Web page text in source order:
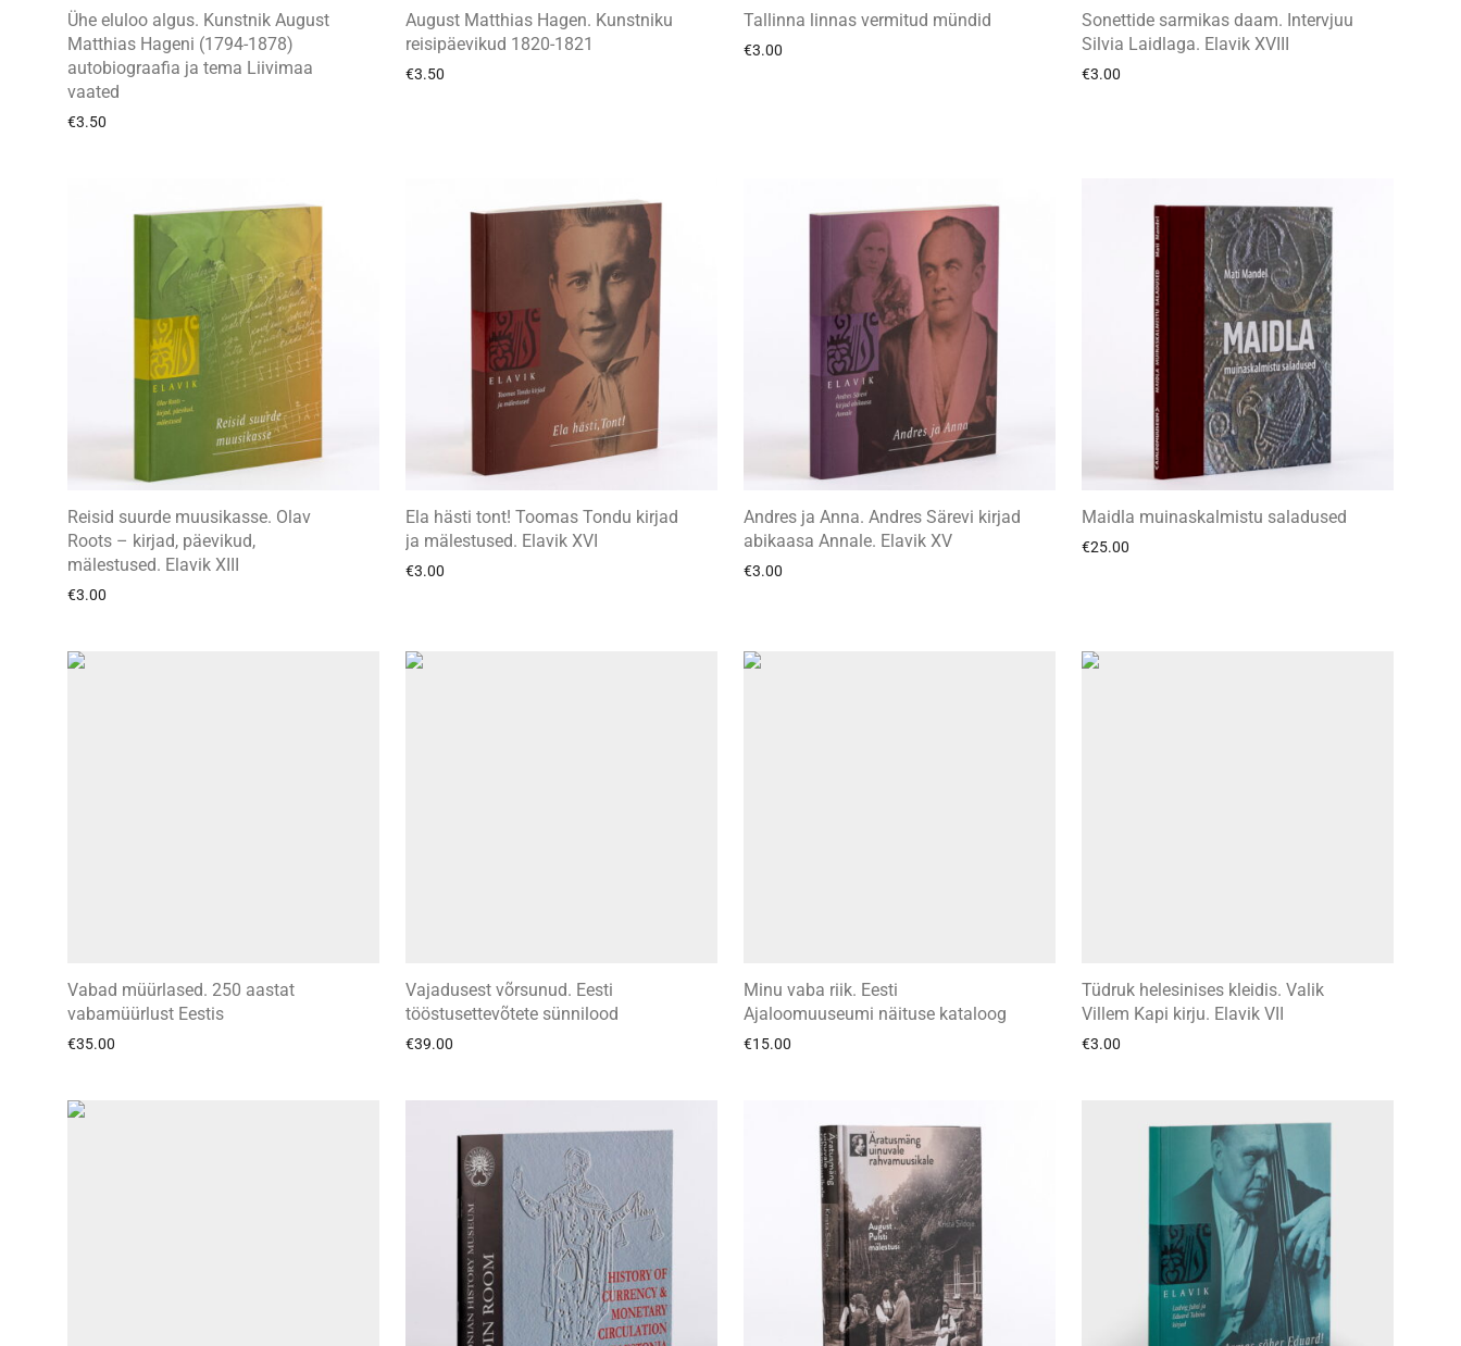
Ühe eluloo algus. Kunstnik August
Matthias Hageni (1794-1878)
autobiograafia ja tema Liivimaa
vaated
€3.50
August Matthias Hagen. Kunstniku
reisipäevikud 1820-1821
€3.50
Tallinna linnas vermitud mündid
€3.00
Sonettide sarmikas daam. Intervjuu
Silvia Laidlaga. Elavik XVIII
€3.00
Reisid suurde muusikasse. Olav
Roots – kirjad, päevikud,
mälestused. Elavik XIII
€3.00
Ela hästi tont! Toomas Tondu kirjad
ja mälestused. Elavik XVI
€3.00
Andres ja Anna. Andres Särevi kirjad
abikaasa Annale. Elavik XV
€3.00
Maidla muinaskalmistu saladused
€25.00
Vabad müürlased. 250 aastat
vabamüürlust Eestis
€35.00
Vajadusest võrsunud. Eesti
tööstusettevõtete sünnilood
€39.00
Minu vaba riik. Eesti
Ajaloomuuseumi näituse kataloog
€15.00
Tüdruk helesinises kleidis. Valik
Villem Kapi kirju. Elavik VII
€3.00